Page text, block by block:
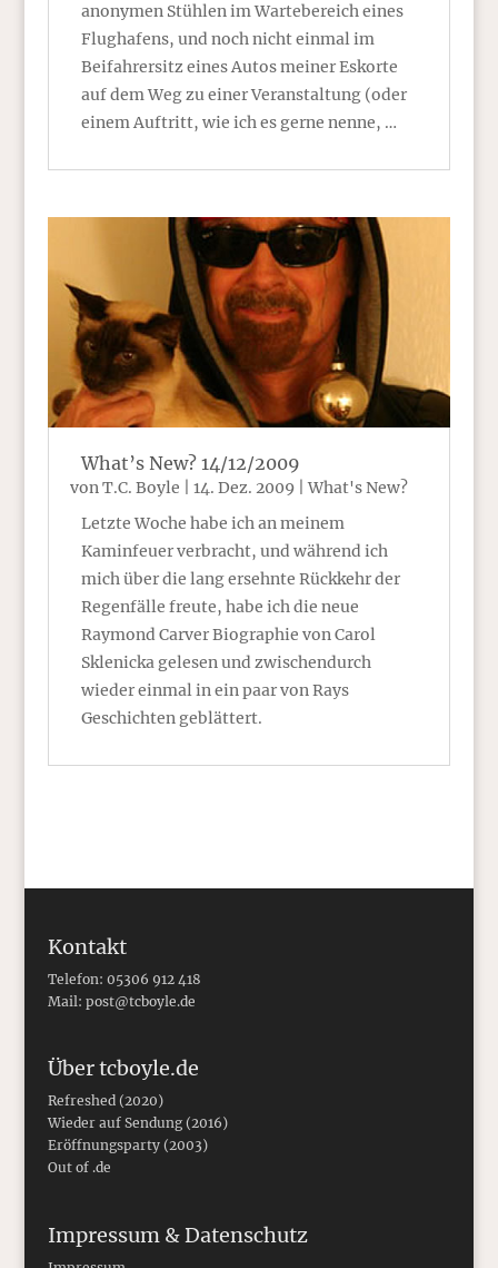
anonymen Stühlen im Wartebereich eines
Flughafens, und noch nicht einmal im
Beifahrersitz eines Autos meiner Eskorte
auf dem Weg zu einer Veranstaltung (oder
einem Auftritt, wie ich es gerne nenne, …
What’s New? 14/12/2009
vonT.C. Boyle 14. Dez. 2009|What's New?
Letzte Woche habe ich an meinem
Kaminfeuer verbracht, und während ich
mich über die lang ersehnte Rückkehr der
Regenfälle freute, habe ich die neue
Raymond Carver Biographie von Carol
Sklenicka gelesen und zwischendurch
wieder einmal in ein paar von Rays
Geschichten geblättert.
Kontakt
Telefon: 05306 912 418
Mail: post@tcboyle.de
Über tcboyle.de
Refreshed (2020)
Wieder auf Sendung (2016)
Eröffnungsparty (2003)
Out of .de
Impressum & Datenschutz